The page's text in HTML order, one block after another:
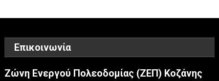
Επικοινωνία
Ζώνη Ενεργού Πολεοδομίας (ΖΕΠ) Κοζάνης